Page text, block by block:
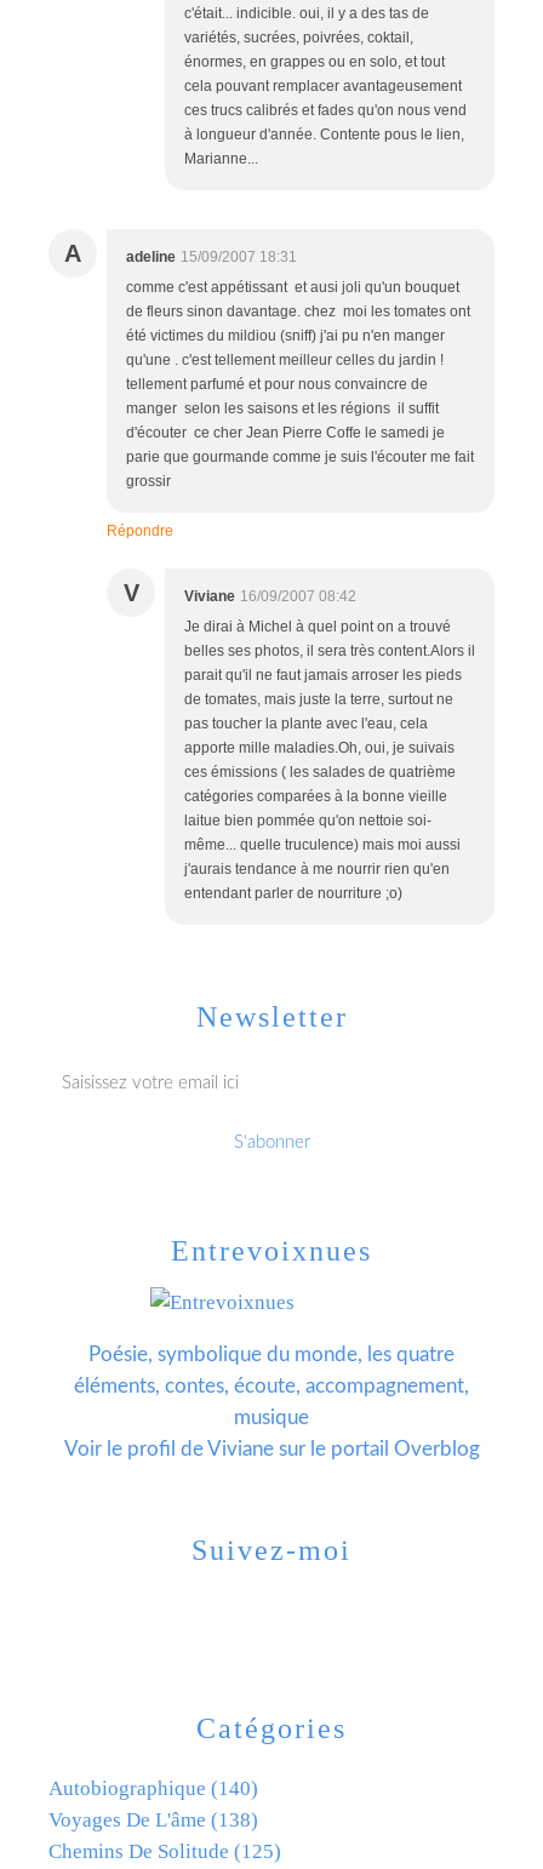
c'était... indicible. oui, il y a des tas de
variétés, sucrées, poivrées, coktail,
énormes, en grappes ou en solo, et tout
cela pouvant remplacer avantageusement
ces trucs calibrés et fades qu'on nous vend
à longueur d'année. Contente pous le lien,
Marianne...
A adeline 15/09/2007 18:31
comme c'est appétissant et ausi joli qu'un bouquet
de fleurs sinon davantage. chez moi les tomates ont
été victimes du mildiou (sniff) j'ai pu n'en manger
qu'une . c'est tellement meilleur celles du jardin !
tellement parfumé et pour nous convaincre de
manger selon les saisons et les régions il suffit
d'écouter ce cher Jean Pierre Coffe le samedi je
parie que gourmande comme je suis l'écouter me fait
grossir
Répondre
V Viviane 16/09/2007 08:42
Je dirai à Michel à quel point on a trouvé
belles ses photos, il sera très content.Alors il
parait qu'il ne faut jamais arroser les pieds
de tomates, mais juste la terre, surtout ne
pas toucher la plante avec l'eau, cela
apporte mille maladies.Oh, oui, je suivais
ces émissions ( les salades de quatrième
catégories comparées à la bonne vieille
laitue bien pommée qu'on nettoie soi-
même... quelle truculence) mais moi aussi
j'aurais tendance à me nourrir rien qu'en
entendant parler de nourriture ;o)
Newsletter
Catégories
Autobiographique (140)
Voyages De L'âme (138)
Chemins De Solitude (125)
Entrevoixnues
Poésie, symbolique du monde, les quatre
éléments, contes, écoute, accompagnement,
musique
Voir le profil deVivianesur le portail Overblog
Suivez-moi